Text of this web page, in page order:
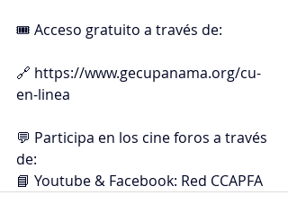
🎟️ Acceso gratuito a través de:
🔗 https://www.gecupanama.org/cu-
en-linea
💬 Participa en los cine foros a través
de:
📘 Youtube & Facebook: Red CCAPFA